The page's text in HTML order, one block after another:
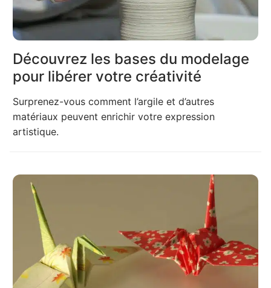
Découvrez les bases du modelage
pour libérer votre créativité
Surprenez-vous comment l’argile et d’autres
matériaux peuvent enrichir votre expression
artistique.